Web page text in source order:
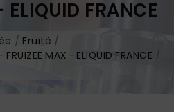
ELIQUID FRANCE
Fruité
MAX - ELIQUID FRANCE